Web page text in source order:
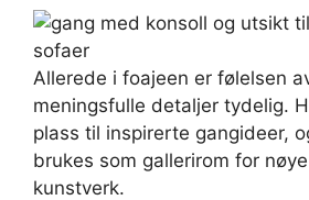
Allerede i foajeen er følelsen
meningsfulle detaljer tydelig.
plass til inspirerte gangideer,
brukes som gallerirom for
kunstverk.